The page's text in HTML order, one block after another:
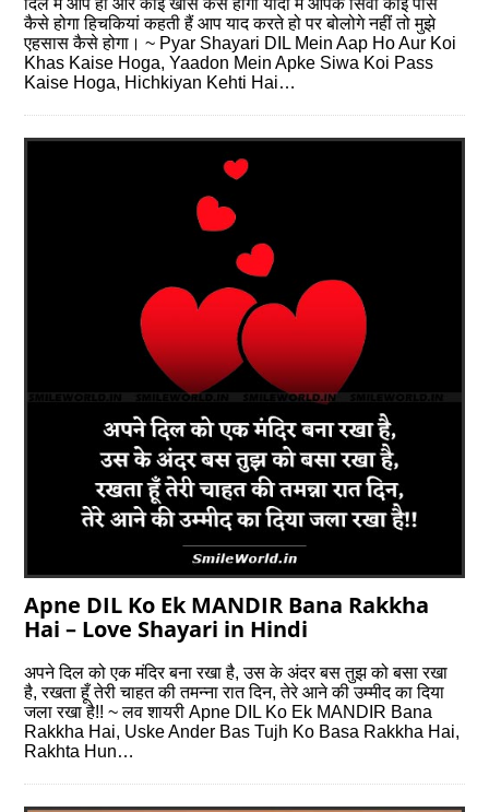
कैसे होगा हिचकियां कहती हैं आप याद करते हो पर बोलोगे नहीं तो मुझे
एहसास कैसे होगा। ~ Pyar Shayari DIL Mein Aap Ho Aur Koi
Khas Kaise Hoga, Yaadon Mein Apke Siwa Koi Pass
Kaise Hoga, Hichkiyan Kehti Hai…
Apne DIL Ko Ek MANDIR Bana Rakkha
Hai – Love Shayari in Hindi
अपने दिल को एक मंदिर बना रखा है, उस के अंदर बस तुझ को बसा रखा
है, रखता हूँ तेरी चाहत की तमन्ना रात दिन, तेरे आने की उम्मीद का दिया
जला रखा है!! ~ लव शायरी Apne DIL Ko Ek MANDIR Bana
Rakkha Hai, Uske Ander Bas Tujh Ko Basa Rakkha Hai,
Rakhta Hun…